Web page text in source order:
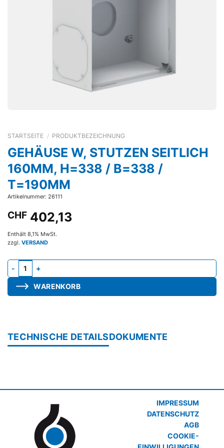
STARTSEITE / PRODUKTBEZEICHNUNG
GEHÄUSE W, STUTZEN SEITLICH
160MM, H=338 / B=338 /
T=190MM
Artikelnummer: 26111
CHF 402,13
Enthält 8,1% MwSt.
zzgl. VERSAND
Gehäuse W, Stutzen seitlich 160mm, H=338 / B=338 / T=190mm
WARENKORB
TECHNISCHE DETAILSDOKUMENTE
IMPRESSUM
DATENSCHUTZ
AGB
COOKIE-